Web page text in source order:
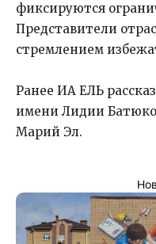
фиксируются
Представители
стремлением
Ранее ИА ЕЛЬ
имени Лидии
Марий Эл.